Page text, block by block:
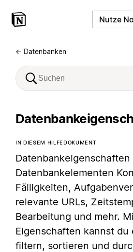
Nutze
← Datenbanken
IN DIESEM HILFEDOKUMENT
Datenbankeigenschaften
Datenbankelementen
Fälligkeiten,
relevante URLs,
Bearbeitung und mehr.
Eigenschaften kannst du
filtern, sortieren und